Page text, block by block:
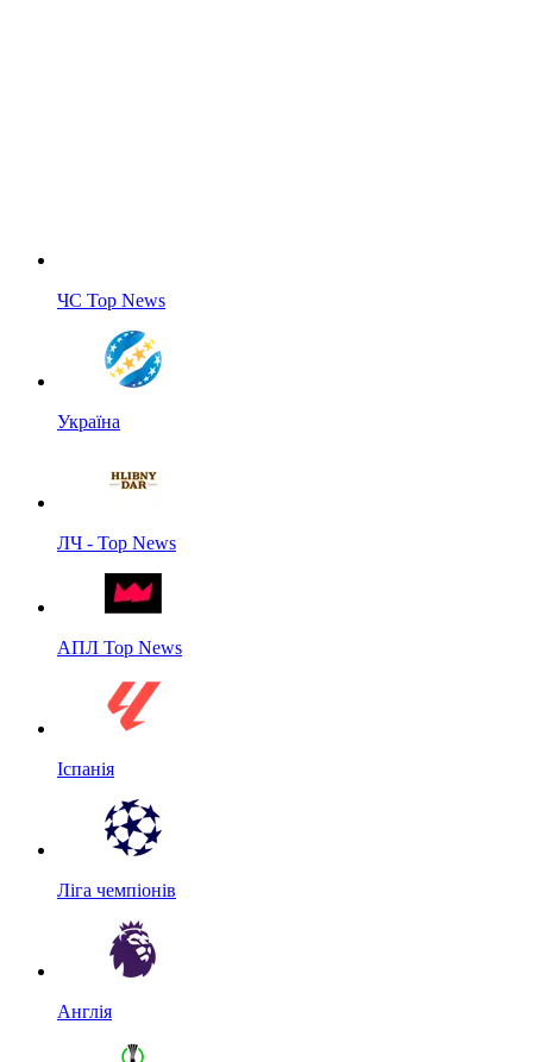
ЧС Top News
Україна
ЛЧ - Top News
АПЛ Top News
Іспанія
Ліга чемпіонів
Англія